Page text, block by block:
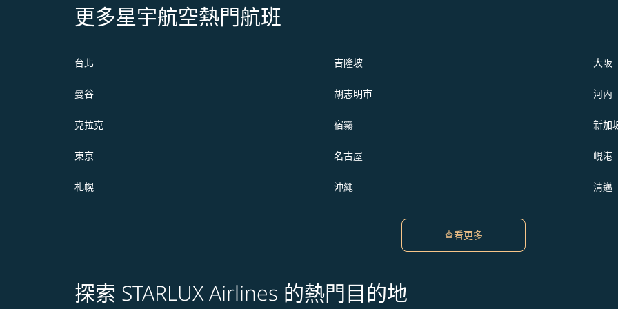
更多星宇航空熱門航班
台北 吉隆坡 大阪
曼谷 胡志明市 河內
克拉克 宿霧 新加
東京 名古屋 峴港
札幌 沖繩 清邁
查看更多
探索 STARLUX Airlines 的熱門目的地